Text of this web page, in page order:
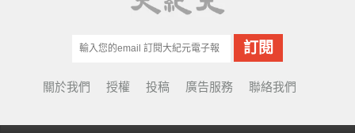
關於我們 授權 投稿 廣告服務 聯絡我們